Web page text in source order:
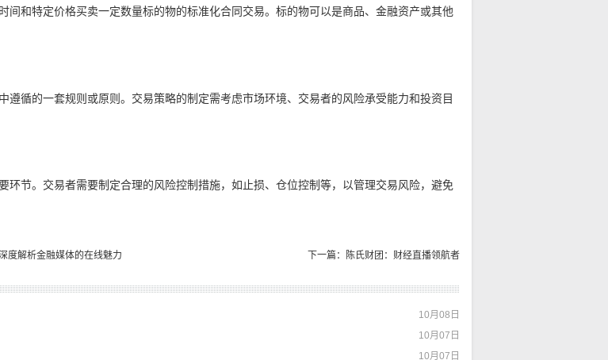
间和特定价格买卖一定数量标的物的标准化合同交易。标的物可以是商品、金融资产或其他
遵循的一套规则或原则。交易策略的制定需考虑市场环境、交易者的风险承受能力和投资目
环节。交易者需要制定合理的风险控制措施，如止损、仓位控制等，以管理交易风险，避免
度解析金融媒体的在线魅力 下一篇：陈氏财团：财经直播领航者
10月08日
10月07日
10月07日